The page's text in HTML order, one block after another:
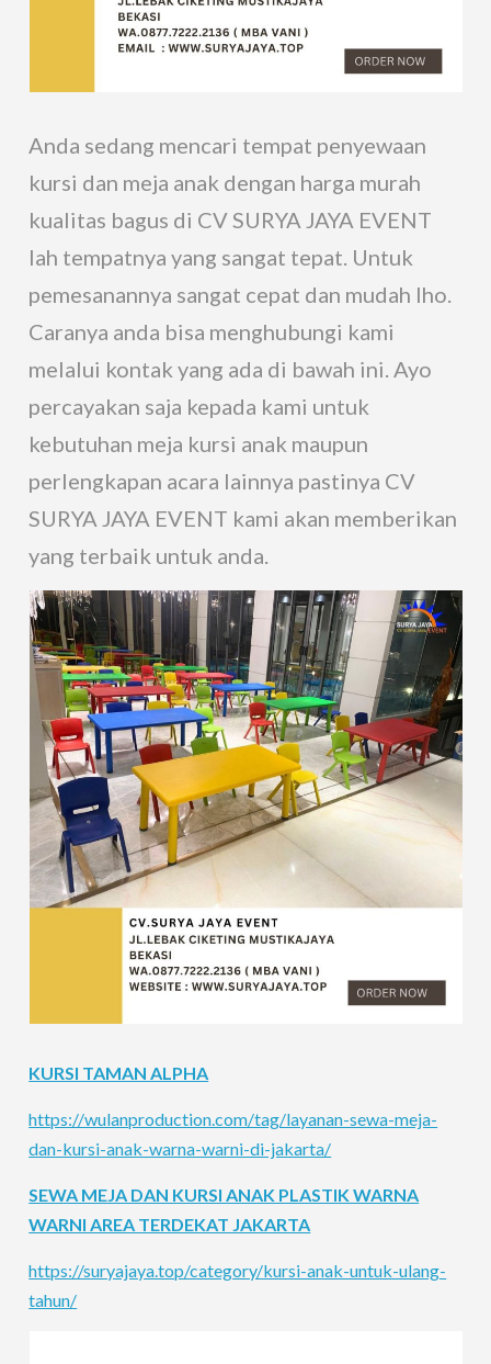
Anda sedang mencari tempat penyewaan
kursi dan meja anak dengan harga murah
kualitas bagus di CV SURYA JAYA EVENT
lah tempatnya yang sangat tepat. Untuk
pemesanannya sangat cepat dan mudah lho.
Caranya anda bisa menghubungi kami
melalui kontak yang ada di bawah ini. Ayo
percayakan saja kepada kami untuk
kebutuhan meja kursi anak maupun
perlengkapan acara lainnya pastinya CV
SURYA JAYA EVENT kami akan memberikan
yang terbaik untuk anda.
KURSI TAMAN ALPHA
https://wulanproduction.com/tag/layanan-sewa-meja-
dan-kursi-anak-warna-warni-di-jakarta/
SEWA MEJA DAN KURSI ANAK PLASTIK WARNA
WARNI AREA TERDEKAT JAKARTA
https://suryajaya.top/category/kursi-anak-untuk-ulang-
tahun/